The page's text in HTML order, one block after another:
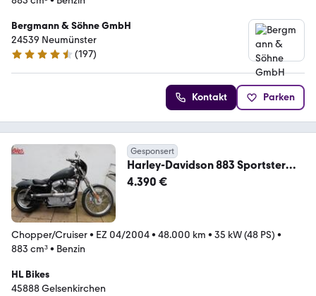
Bergmann & Söhne GmbH
24539 Neumünster
4.6 Sterne
(197)
Kontakt Parken
Gesponsert
Harley-Davidson 883 Sportster
Custom und Apfelkuchen
4.390 €
Chopper/Cruiser• EZ 04/2004• 48.000 km • 35 kW (48 PS) •
883 cm³• Benzin
HL Bikes
45888 Gelsenkirchen